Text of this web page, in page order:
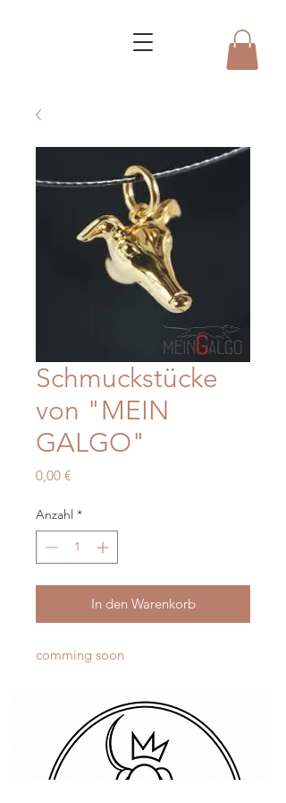
Schmuckstücke
von "MEIN
GALGO"
0,00 €Preis
Anzahl *
In den Warenkorb
comming soon